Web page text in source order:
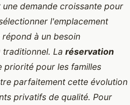
demande croissante pour
l'emplacement
à un besoin
La réservation
priorité pour les familles
parfaitement cette évolution
privatifs de qualité. Pour